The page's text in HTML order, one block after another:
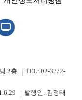
2층
TEL: 02-3272-
발행인: 김정태